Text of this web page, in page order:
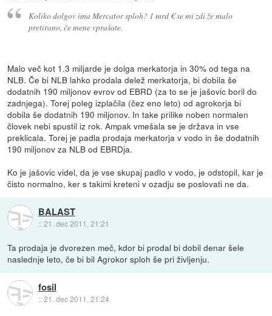
Koliko dolgov ima Mercator sploh? 1 mrd € se mi zdi že malo
pretirano, če mene vprašate.
Malo več kot 1.3 miljarde je dolga merkatorja in 30% od tega na
NLB. Če bi NLB lahko prodala delež merkatorja, bi dobila še
dodatnih 190 miljonov evrov od EBRD (za to se je jašovic boril do
zadnjega). Torej poleg izplačila (čez eno leto) od agrokorja bi
dobila še dodatnih 190 miljonov. In take prilike noben normalen
človek nebi spustil iz rok. Ampak vmešala se je država in vse
preklicala. Torej je padla prodaja merkatorja v vodo in še dodatnih
190 miljonov za NLB od EBRDja.
Ko je jašovic videl, da je vse skupaj padlo v vodo, je odstopil, kar je
čisto normalno, ker s takimi kreteni v ozadju se poslovati ne da.
BALAST
::21. dec 2011, 21:21
Ta prodaja je dvorezen meč, kdor bi prodal bi dobil denar šele
naslednje leto, če bi bil Agrokor sploh še pri življenju.
fosil
::21. dec 2011, 21:24